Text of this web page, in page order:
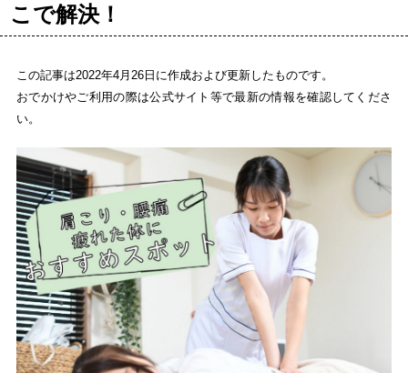
こで解決！
この記事は2022年4月26日に作成および更新したものです。
おでかけやご利用の際は公式サイト等で最新の情報を確認してくださ
い。